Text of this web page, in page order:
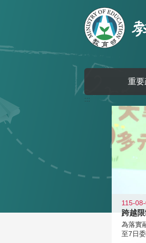
重
:::
115-
為落實
至7日